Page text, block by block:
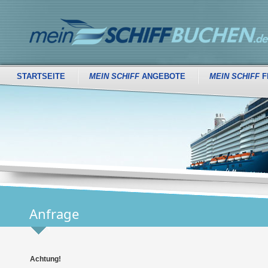
STARTSEITE MEIN SCHIFFANGEBOTE MEIN SCHIFF
Anfrage
Achtung!